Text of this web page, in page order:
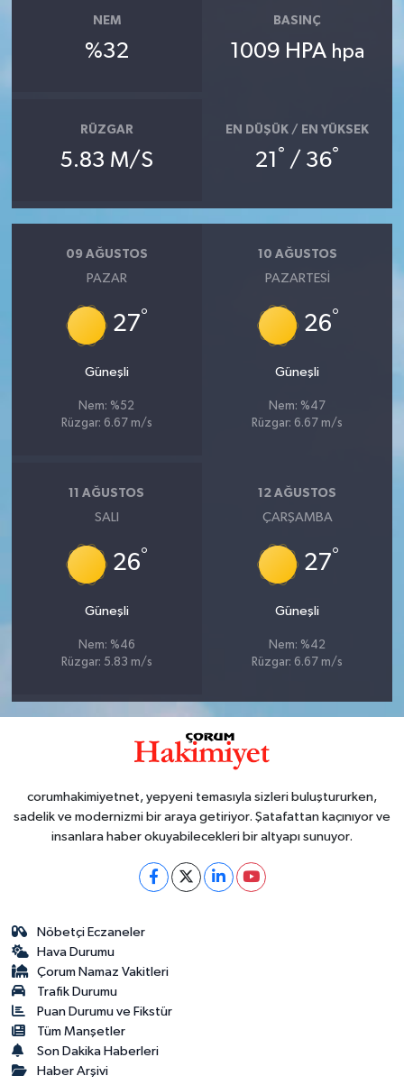
NEM
%32
BASINÇ
1009 HPA hpa
RÜZGAR
5.83 M/S
EN DÜŞÜK / EN YÜKSEK
21 ° / 36°
09 AĞUSTOS
PAZAR
27°
Güneşli
Nem: %52
Rüzgar: 6.67 m/s
10 AĞUSTOS
PAZARTESI
26°
Güneşli
Nem: %47
Rüzgar: 6.67 m/s
11 AĞUSTOS
SALI
26°
Güneşli
Nem: %46
Rüzgar: 5.83 m/s
12 AĞUSTOS
ÇARŞAMBA
27°
Güneşli
Nem: %42
Rüzgar: 6.67 m/s
corumhakimiyetnet, yepyeni temasıyla sizleri buluştururken,
sadelik ve modernizmi bir araya getiriyor. Şatafattan kaçınıyor ve
insanlara haber okuyabilecekleri bir altyapı sunuyor.
Nöbetçi Eczaneler
Hava Durumu
Çorum Namaz Vakitleri
Trafik Durumu
Puan Durumu ve Fikstür
Tüm Manşetler
Son Dakika Haberleri
Haber Arşivi